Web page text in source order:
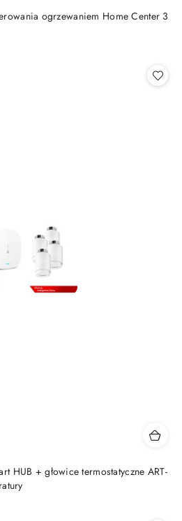
ogrzewaniem Home Center 3
HUB + głowice termostatyczne ART-